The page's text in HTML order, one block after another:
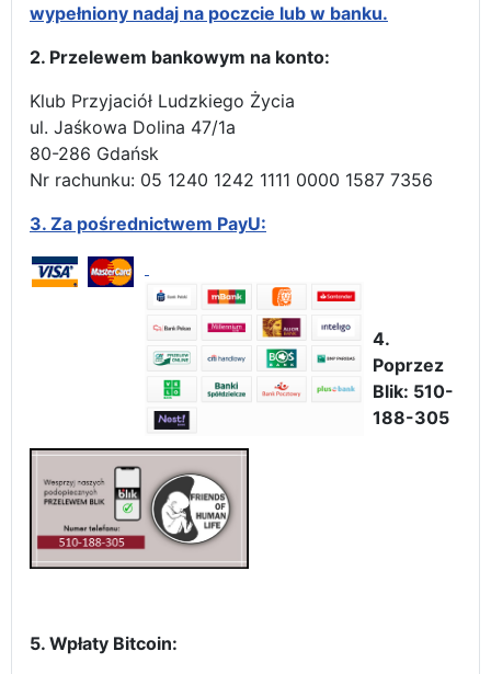
wypełniony nadaj na poczcie lub w banku.
2. Przelewem bankowym na konto:
Klub Przyjaciół Ludzkiego Życia
ul. Jaśkowa Dolina 47/1a
80-286 Gdańsk
Nr rachunku: 05 1240 1242 1111 0000 1587 7356
3. Za pośrednictwem PayU:
4.
Poprzez
Blik: 510-
188-305
5. Wpłaty Bitcoin: